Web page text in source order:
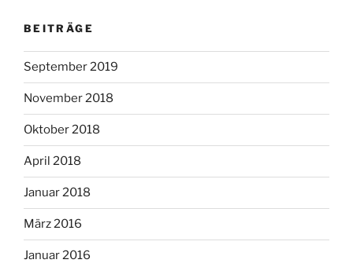
BEITRÄGE
September 2019
November 2018
Oktober 2018
April 2018
Januar 2018
März 2016
Januar 2016